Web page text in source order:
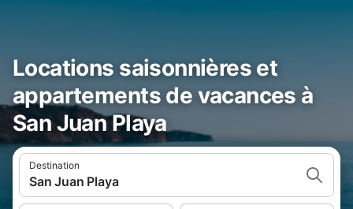
Locations saisonnières et
appartements de vacances à
San Juan Playa
Destination
San Juan Playa